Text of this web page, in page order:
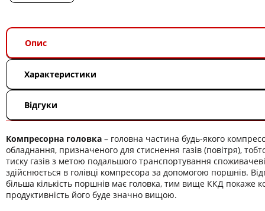
Опис
Характеристики
Відгуки
Компресорна головка – головна частина будь-якого
обладнання, призначеного для стиснення газів (повітря),
тиску газів з метою подальшого транспортування
здійснюється в голівці компресора за допомогою поршнів.
більша кількість поршнів має головка, тим вище ККД покаже
продуктивність його буде значно вищою.